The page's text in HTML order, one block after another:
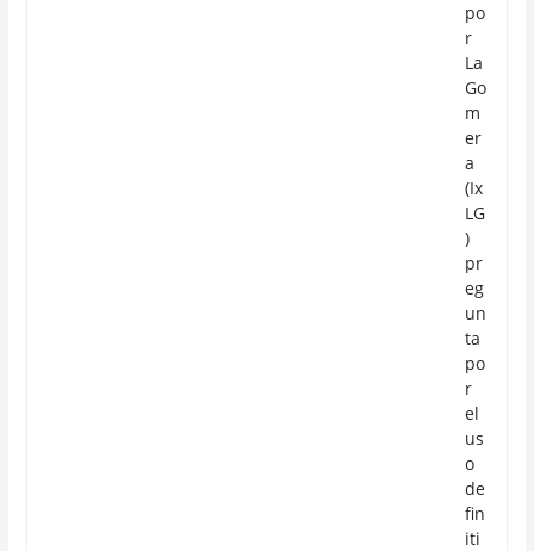
po
r
La
Go
m
er
a
(Ix
LG
)
pr
eg
un
ta
po
r
el
us
o
de
fin
iti